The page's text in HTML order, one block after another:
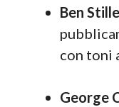
Ben
con toni
George